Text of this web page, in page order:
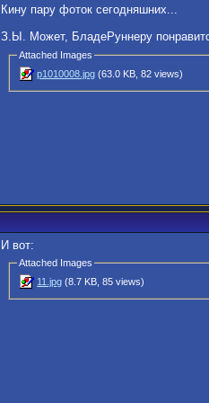
Кину пару фоток сегодняшних...
З.Ы. Может, БладеРуннеру
Attached Images
p1010008.jpg (63.0 KB, 82 views)
И вот:
Attached Images
11.jpg (8.7 KB, 85 views)